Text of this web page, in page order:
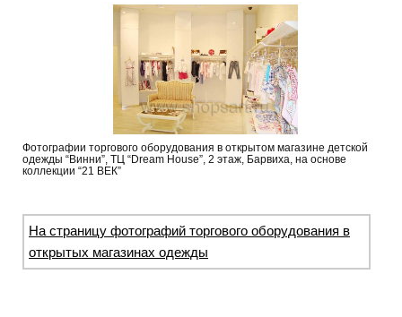
Фотографии торгового оборудования в открытом магазине детской
одежды “Винни”, ТЦ “Dream House”, 2 этаж, Барвиха, на основе
коллекции “21 ВЕК”
На страницу фотографий торгового оборудования в
открытых магазинах одежды